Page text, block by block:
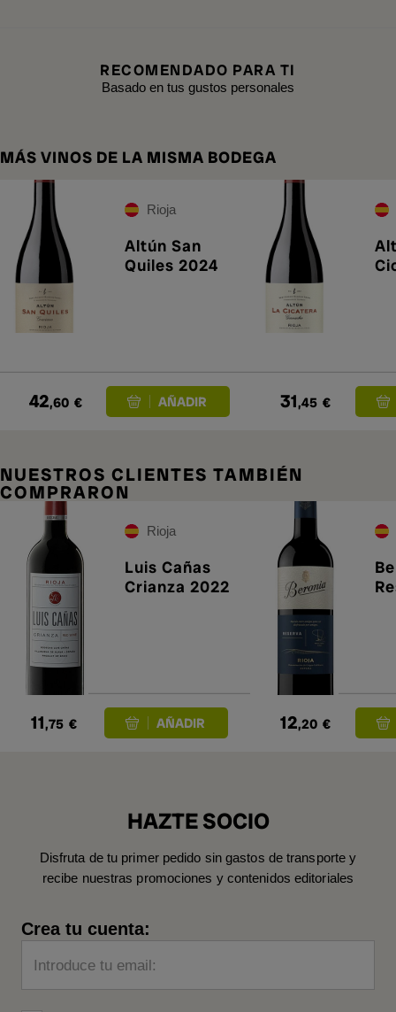
RECOMENDADO PARA TI
Basado en tus gustos personales
MÁS VINOS DE LA MISMA BODEGA
Rioja
Altún San
Quiles 2024
42,60 € 31,45 €
NUESTROS CLIENTES TAMBIÉN
COMPRARON
Rioja
Luis Cañas
Crianza 2022
11,75 € 12,20 €
HAZTE SOCIO
Disfruta de tu primer pedido sin gastos de transporte y
recibe nuestras promociones y contenidos editoriales
Crea tu cuenta:
Introduce tu email: